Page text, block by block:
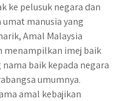
ke pelusuk negara dan
manusia yang
Amal Malaysia
menampilkan imej baik
baik kepada negara
umumnya.
amal kebajikan